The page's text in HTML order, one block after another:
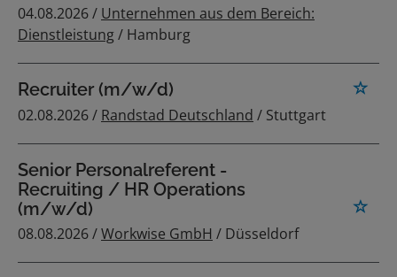
04.08.2026 / Unternehmen aus dem Bereich:
Dienstleistung/ Hamburg
Recruiter (m/w/d)
02.08.2026 / Randstad Deutschland / Stuttgart
Senior Personalreferent -
Recruiting / HR Operations
(m/w/d)
08.08.2026 /Workwise GmbH / Düsseldorf